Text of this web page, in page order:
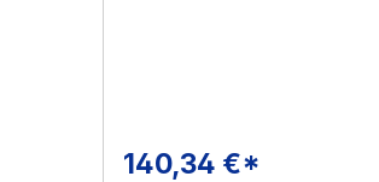
Regulärer Preis:
140,34 €*